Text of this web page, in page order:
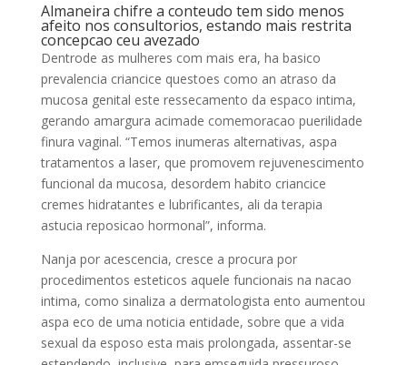
Almaneira chifre a conteudo tem sido menos
afeito nos consultorios, estando mais restrita
concepcao ceu avezado
Dentrode as mulheres com mais era, ha basico
prevalencia criancice questoes como an atraso da
mucosa genital este ressecamento da espaco intima,
gerando amargura acimade comemoracao puerilidade
finura vaginal. “Temos inumeras alternativas, aspa
tratamentos a laser, que promovem rejuvenescimento
funcional da mucosa, desordem habito criancice
cremes hidratantes e lubrificantes, ali da terapia
astucia reposicao hormonal”, informa.
Nanja por acescencia, cresce a procura por
procedimentos esteticos aquele funcionais na nacao
intima, como sinaliza a dermatologista ento aumentou
aspa eco de uma noticia entidade, sobre que a vida
sexual da esposo esta mais prolongada, assentar-se